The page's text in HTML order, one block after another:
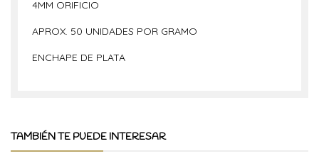
4MM ORIFICIO
APROX. 50 UNIDADES POR GRAMO
ENCHAPE DE PLATA
TAMBIÉN TE PUEDE INTERESAR